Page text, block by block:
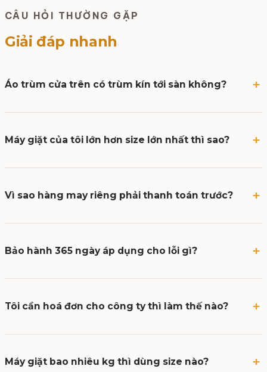
CÂU HỎI THƯỜNG GẶP
Giải đáp nhanh
Áo trùm cửa trên có trùm kín tới sàn không?
Máy giặt của tôi lớn hơn size lớn nhất thì sao?
Vì sao hàng may riêng phải thanh toán trước?
Bảo hành 365 ngày áp dụng cho lỗi gì?
Tôi cần hoá đơn cho công ty thì làm thế nào?
Máy giặt bao nhiêu kg thì dùng size nào?